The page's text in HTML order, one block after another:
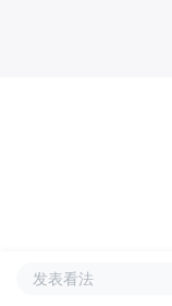
发表看法